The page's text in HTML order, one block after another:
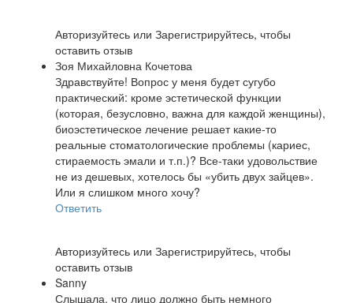
Авторизуйтесь или Зарегистрируйтесь, чтобы
оставить отзыв
Зоя Михайловна Кочетова
Здравствуйте! Вопрос у меня будет сугубо
практический: кроме эстетической функции
(которая, безусловно, важна для каждой женщины),
биоэстетическое лечение решает какие-то
реальные стоматологические проблемы (кариес,
стираемость эмали и т.п.)? Все-таки удовольствие
не из дешевых, хотелось бы «убить двух зайцев».
Или я слишком много хочу?
Ответить
Авторизуйтесь или Зарегистрируйтесь, чтобы
оставить отзыв
Sanny
Слышала, что лицо должно быть немного